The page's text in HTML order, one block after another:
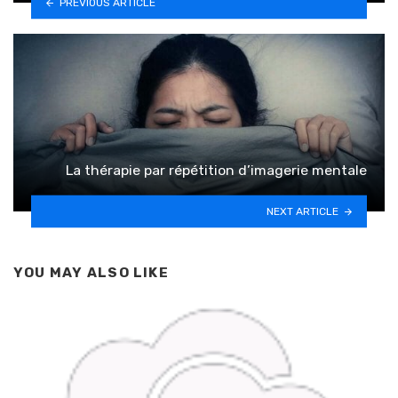
La thérapie par répétition d’imagerie mentale
NEXT ARTICLE
YOU MAY ALSO LIKE